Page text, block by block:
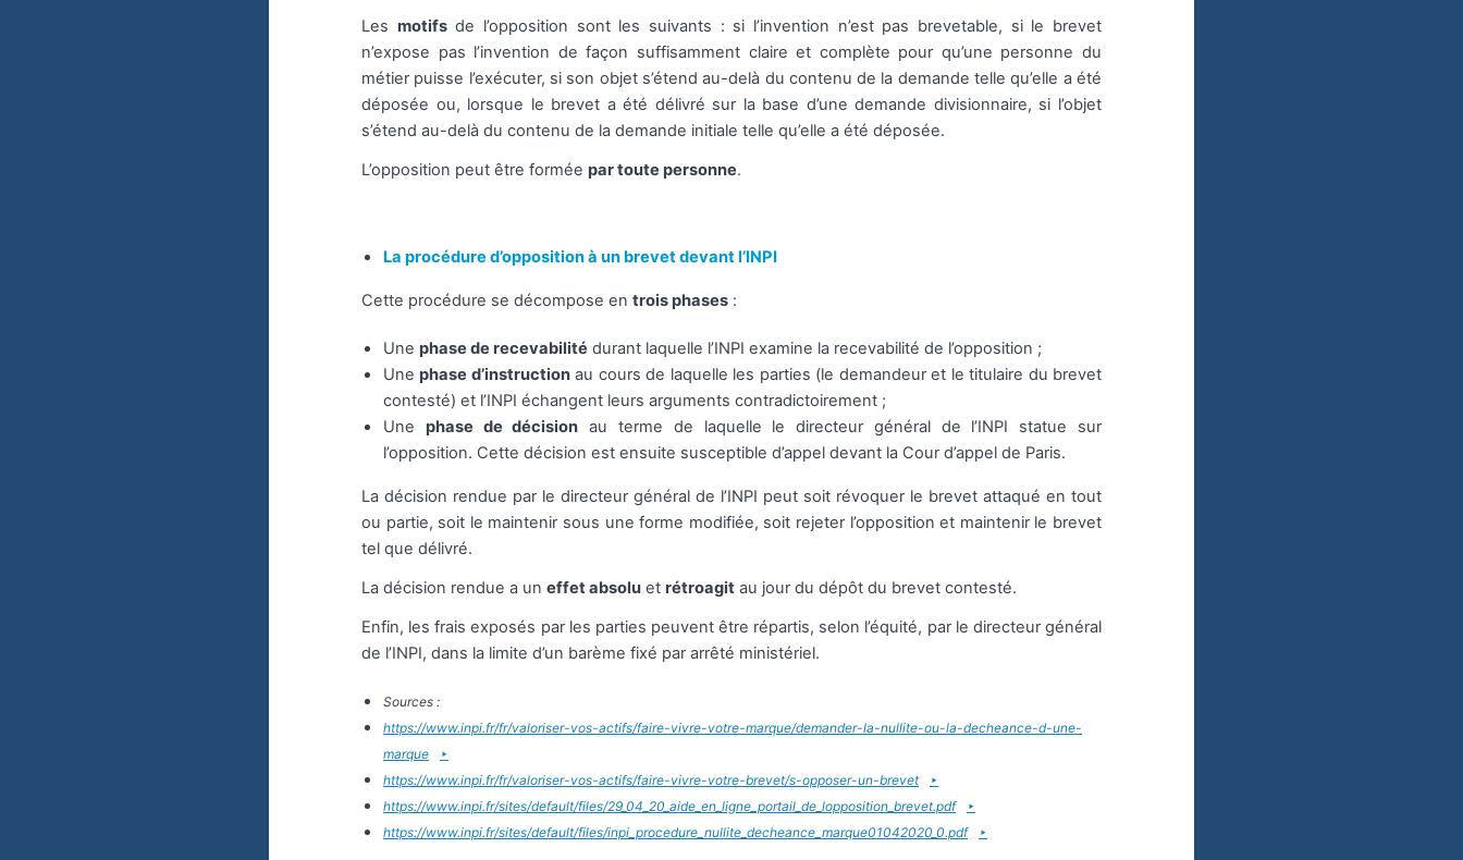
Les motifsde l’opposition sont les suivants : si l’invention n’est pas brevetable, si le brevet
n’expose pas l’invention de façon suffisamment claire et complète pour qu’une personne du
métier puisse l’exécuter, si son objet s’étend au-delà du contenu de la demande telle qu’elle a été
déposée ou, lorsque le brevet a été délivré sur la base d’une demande divisionnaire, si l’objet
s’étend au-delà du contenu de la demande initiale telle qu’elle a été déposée.
L’opposition peut être formée par toute personne.
La procédure d’opposition à un brevet devant l’INPI
Cette procédure se décompose en trois phases :
Une phase de recevabilité durant laquelle l’INPI examine la recevabilité de l’opposition ;
Unephase d’instructionau cours de laquelle les parties (le demandeur et le titulaire du brevet
contesté) et l’INPI échangent leurs arguments contradictoirement ;
Une phase de décision au terme de laquelle le directeur général de l’INPI statue sur
l’opposition. Cette décision est ensuite susceptible d’appel devant la Cour d’appel de Paris.
La décision rendue par le directeur général de l’INPI peut soit révoquer le brevet attaqué en tout
ou partie, soit le maintenir sous une forme modifiée, soit rejeter l’opposition et maintenir le brevet
tel que délivré.
La décision rendue a un effet absolu et rétroagit au jour du dépôt du brevet contesté.
Enfin, les frais exposés par les parties peuvent être répartis, selon l’équité, par le directeur général
de l’INPI, dans la limite d’un barème fixé par arrêté ministériel.
Sources :
https://www.inpi.fr/fr/valoriser-vos-actifs/faire-vivre-votre-marque/demander-la-nullite-ou-la-decheance-d-une-
marque
https://www.inpi.fr/fr/valoriser-vos-actifs/faire-vivre-votre-brevet/s-opposer-un-brevet
https://www.inpi.fr/sites/default/files/29_04_20_aide_en_ligne_portail_de_lopposition_brevet.pdf
https://www.inpi.fr/sites/default/files/inpi_procedure_nullite_decheance_marque01042020_0.pdf